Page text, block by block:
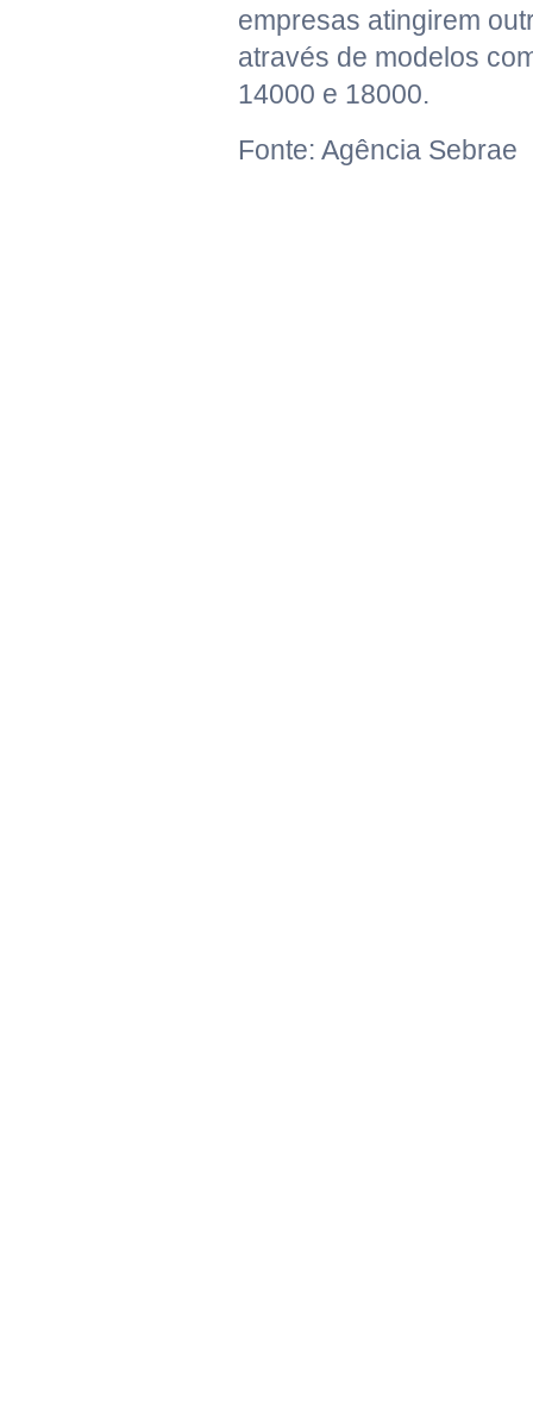
empresas atingirem
através de modelos
14000 e 18000.
Fonte: Agência Sebrae